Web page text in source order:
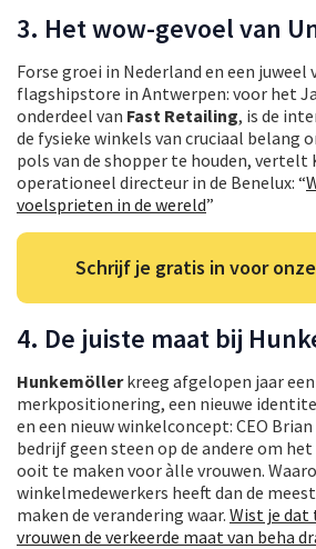
3. Het wow-gevoel van
Forse groei in Nederland en een juweel
flagshipstore in Antwerpen: voor het
onderdeel van Fast Retailing, is de
de fysieke winkels van cruciaal belang
pols van de shopper te houden, vertelt
operationeel directeur in de Benelux: “
voelsprieten in de wereld”
Schrijf je gratis in voor
4. De juiste maat bij
Hunkemöllerkreeg afgelopen jaar
merkpositionering, een nieuwe
en een nieuw winkelconcept: CEO
bedrijf geen steen op de andere om
ooit te maken voor àlle vrouwen.
winkelmedewerkers heeft dan de
maken de verandering waar. Wist je dat
vrouwen de verkeerde maat van beha